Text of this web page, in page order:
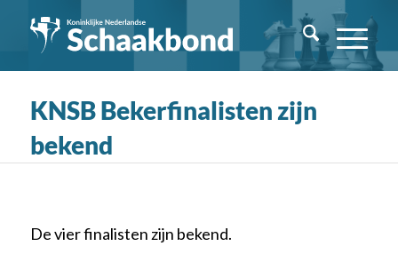
KNSB Bekerfinalisten zijn
bekend
De vier finalisten zijn bekend.